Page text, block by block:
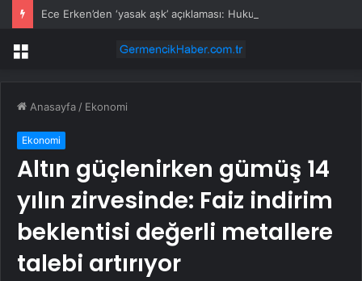
Menü
Anasayfa / Ekonomi
Ekonomi
Altın güçlenirken gümüş 14
yılın zirvesinde: Faiz indirim
beklentisi değerli metallere
talebi artırıyor